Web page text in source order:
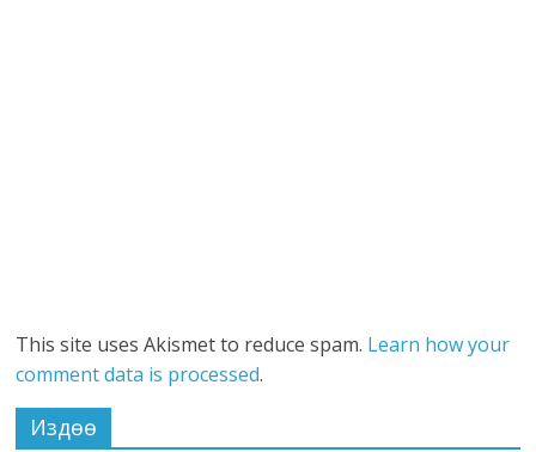
This site uses Akismet to reduce spam. Learn how your
comment data is processed.
Издөө